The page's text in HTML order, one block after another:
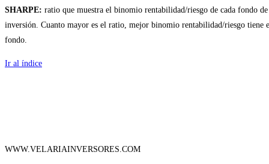
SHARPE: ratio que muestra el binomio rentabilidad/riesgo de cada fondo de
inversión. Cuanto mayor es el ratio, mejor binomio rentabilidad/riesgo tiene
fondo.
Ir al índice
WWW.VELARIAINVERSORES.COM